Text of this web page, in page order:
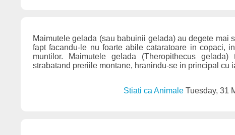
Maimutele gelada (sau babuinii gelada) au degete mai
fapt facandu-le nu foarte abile cataratoare in copaci,
muntilor. Maimutele gelada (Theropithecus
strabatand preriile montane, hranindu-se in principal cu
Stiati ca AnimaleTuesday, 31